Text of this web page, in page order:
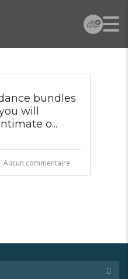
bundles
will
o...
Aucun commentaire